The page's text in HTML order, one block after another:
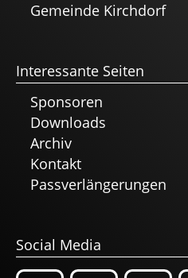
Gemeinde Kirchdorf
Interessante Seiten
Sponsoren
Downloads
Archiv
Kontakt
Passverlängerungen
Social Media